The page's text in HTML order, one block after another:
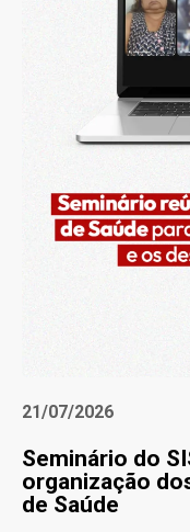
21/07/2026
Seminário do
organização
de Saúde